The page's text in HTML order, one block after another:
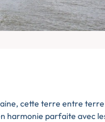
cette terre entre
harmonie parfaite avec